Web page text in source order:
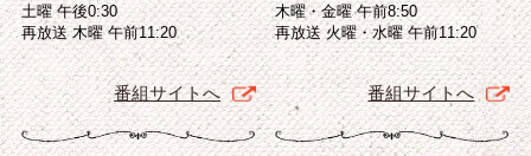
土曜 午後0:30
再放送 木曜 午前11:20
番組サイトへ
木曜・金曜 午前8:50
再放送 火曜・水曜 午前11:20
番組サイトへ